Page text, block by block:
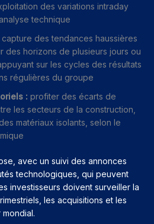
des variations intraday
technique
capture des tendances haussières
des horizons de plusieurs jours ou
sur les cycles des résultats
régulières du groupe
: profiter des écarts de
les secteurs de la construction,
matériaux isolants, selon le
avec un suivi des annonces
technologiques, qui peuvent
investisseurs doivent surveiller la
les acquisitions et les